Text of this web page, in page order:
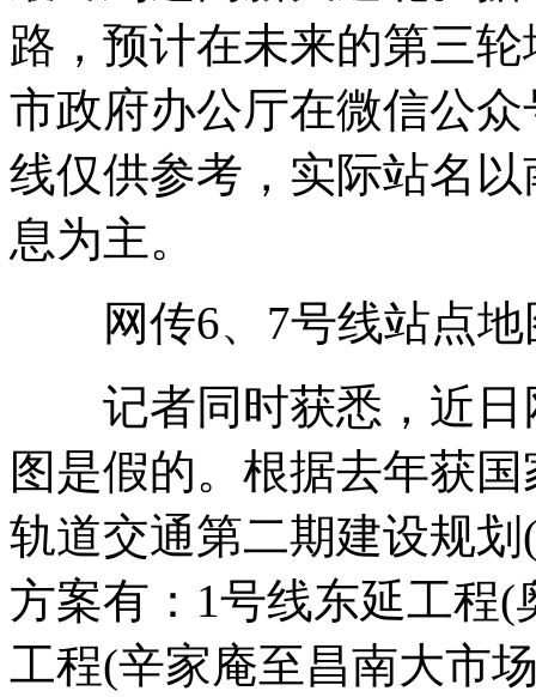
路，预计在未来的第三
市政府办公厅在微信公
线仅供参考，实际站名
息为主。
网传6、7号线站点地
记者同时获悉，近日
图是假的。根据去年获
轨道交通第二期建设规
方案有：1号线东延工程
工程(辛家庵至昌南大市